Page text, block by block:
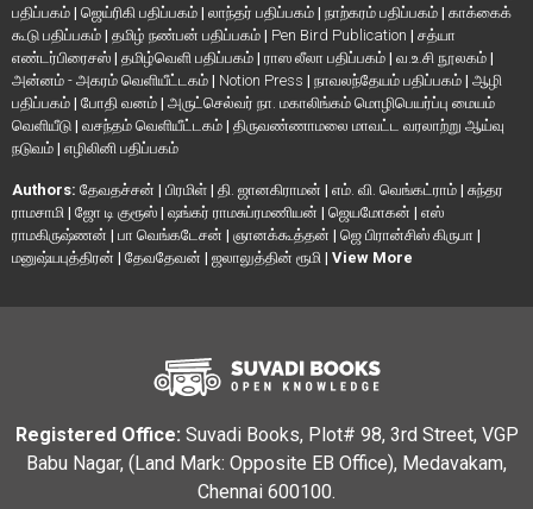
பதிப்பகம் | ஜெய்ரிகி பதிப்பகம் | லாந்தர் பதிப்பகம் | நாற்கரம் பதிப்பகம் | காக்கைக்
கூடு பதிப்பகம் | தமிழ் நண்பன் பதிப்பகம் | Pen Bird Publication | சத்யா
எண்டர்பிரைசஸ் | தமிழ்வெளி பதிப்பகம் | ராஸ லீலா பதிப்பகம் | வ.உ.சி நூலகம் |
அன்னம் - அகரம் வெளியீட்டகம் | Notion Press | நாவலந்தேயம் பதிப்பகம் | ஆழி
பதிப்பகம் | போதி வனம் | அருட்செல்வர் நா. மகாலிங்கம் மொழிபெயர்ப்பு மையம்
வெளியீடு | வசந்தம் வெளியீட்டகம் | திருவண்ணாமலை மாவட்ட வரலாற்று ஆய்வு
நடுவம் | எழிலினி பதிப்பகம்
Authors: தேவதச்சன் | பிரமிள் | தி. ஜானகிராமன் | எம். வி. வெங்கட்ராம் | சுந்தர
ராமசாமி | ஜோ டி குரூஸ் | ஷங்கர் ராமசுப்ரமணியன் | ஜெயமோகன் | எஸ்
ராமகிருஷ்ணன் | பா வெங்கடேசன் | ஞானக்கூத்தன் | ஜெ பிரான்சிஸ் கிருபா |
மனுஷ்யபுத்திரன் | தேவதேவன் | ஜலாலுத்தின் ரூமி | View More
Registered Office: Suvadi Books, Plot# 98, 3rd Street, VGP
Babu Nagar, (Land Mark: Opposite EB Office), Medavakam,
Chennai 600100.